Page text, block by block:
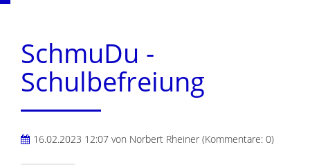
SchmuDu -
Schulbefreiung
16.02.2023 12:07 von Norbert Rheiner (Kommentare: 0)